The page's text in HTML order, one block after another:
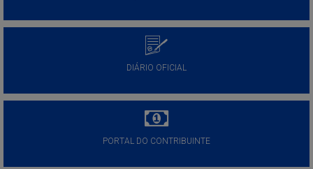
DIÁRIO OFICIAL
PORTAL DO CONTRIBUINTE